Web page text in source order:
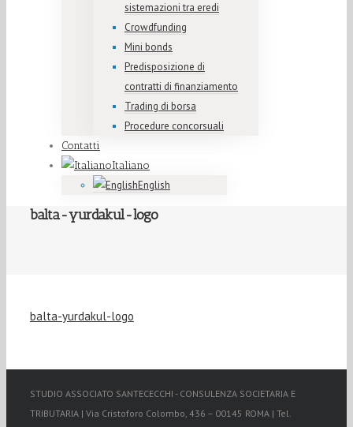
sistemazioni tra eredi
Crowdfunding
Mini bonds
Predisposizione di
contratti di finanziamento
Trading di borsa
Procedure concorsuali
Contatti
Italiano
English
balta-yurdakul-logo
balta-yurdakul-logo
STUDIO ASSOCIATO SANTECECCHI - CONSULENZA SOCIETARIA E
TRIBUTARIA | Via Cristoforo Colombo, 436 – 00145 ROMA | Tel.